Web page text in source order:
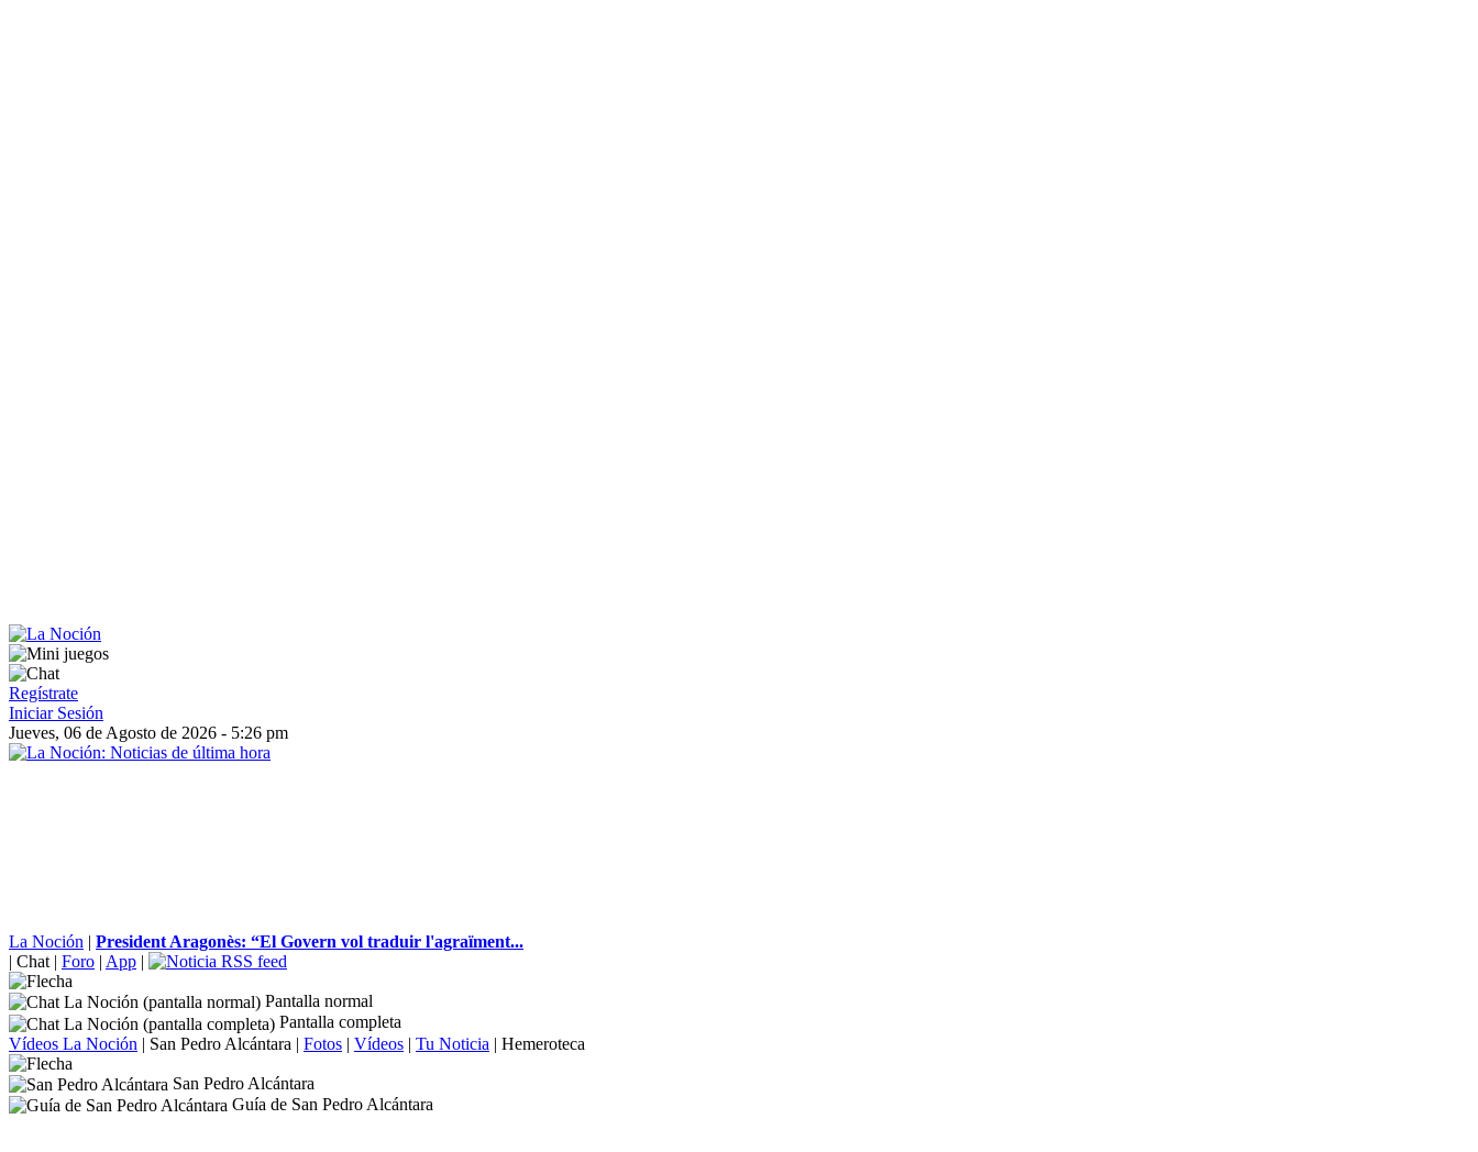
Regístrate
Iniciar Sesión
Jueves, 06 de Agosto de 2026 - 5:26 pm
La Noción | President Aragonès: “El Govern vol traduir l'agraïment...
| Chat | Foro | App |
Pantalla normal
Pantalla completa
Vídeos La Noción | San Pedro Alcántara | Fotos | Vídeos | Tu Noticia | Hemeroteca
San Pedro Alcántara
Guía de San Pedro Alcántara